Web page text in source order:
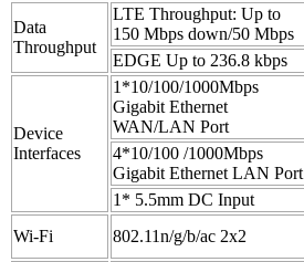
Data
Throughput
LTE Throughput: Up to
150 Mbps down/50 Mbps
EDGE Up to 236.8 kbps
Device
Interfaces
1*10/100/1000Mbps
Gigabit Ethernet
WAN/LAN Port
4*10/100 /1000Mbps
Gigabit Ethernet LAN Port
1* 5.5mm DC Input
Wi-Fi
802.11n/g/b/ac 2x2